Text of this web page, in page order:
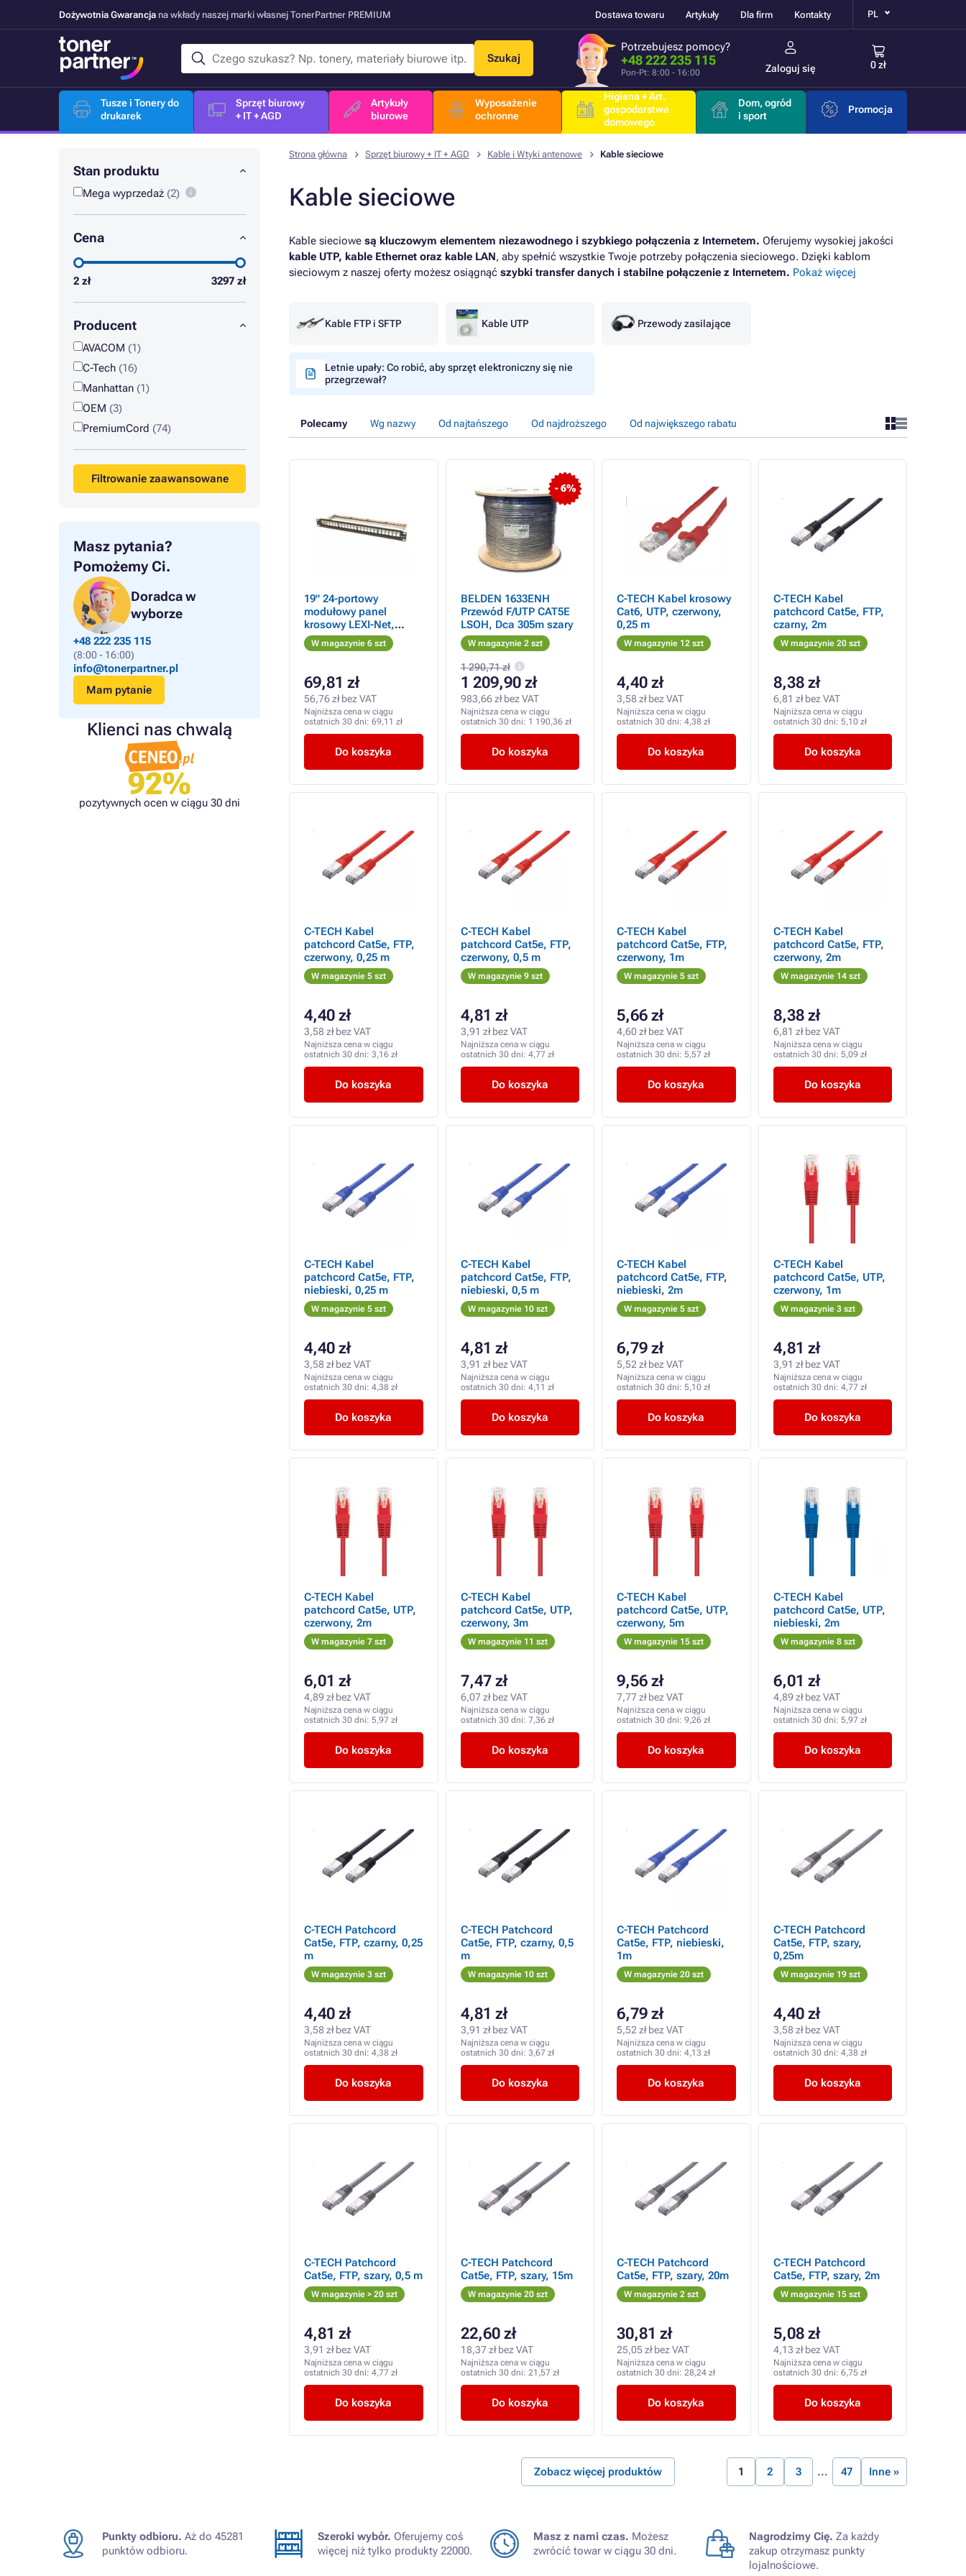
Dożywotnia Gwarancja na wkłady naszej marki własnej TonerPartner PREMIUM Dostawa towaru Artykuły Dla firm Kontakty PL
Szukaj
Potrzebujesz pomocy?
+48 222 235 115
Pon-Pt: 8:00 - 16:00 Zaloguj się 0 zł
Tusze i Tonery do
drukarek
Sprzęt biurowy
+ IT + AGD
Artykuły
biurowe
Wyposażenie
ochronne
Higiena + Art.
gospodarstwa
domowego
Dom, ogród
i sport
Promocja
Stan produktu
Mega wyprzedaż (2)
Cena
2 zł 3297 zł
Producent
AVACOM (1)
C-Tech (16)
Manhattan (1)
OEM (3)
PremiumCord (74)
Filtrowanie zaawansowane
Masz pytania?
Pomożemy Ci.
Doradca w
wyborze
+48 222 235 115
(8:00 - 16:00)
info@tonerpartner.pl
Mam pytanie
Klienci nas chwalą
92%
pozytywnych ocen w ciągu 30 dni
Strona główna Sprzęt biurowy + IT + AGD Kable i Wtyki antenowe Kable sieciowe
Kable sieciowe
Kable sieciowe są kluczowym elementem niezawodnego i szybkiego połączenia z Internetem. Oferujemy wysokiej jakości
kable UTP, kable Ethernet oraz kable LAN, aby spełnić wszystkie Twoje potrzeby połączenia sieciowego. Dzięki kablom
sieciowym z naszej oferty możesz osiągnąć szybki transfer danych i stabilne połączenie z Internetem. Pokaż więcej
Kable FTP i SFTP Kable UTP Przewody zasilające
Letnie upały: Co robić, aby sprzęt elektroniczny się nie
przegrzewał?
Polecamy Wg nazwy Od najtańszego Od najdroższego Od największego rabatu
19" 24-portowy
modułowy panel
krosowy LEXI-Net,
czarny
W magazynie 6 szt
69,81 zł
56,76 zł bez VAT
Najniższa cena w ciągu
ostatnich 30 dni: 69,11 zł
Do koszyka
- 6%
BELDEN 1633ENH
Przewód F/UTP CAT5E
LSOH, Dca 305m szary
W magazynie 2 szt
1 290,71 zł
1 209,90 zł
983,66 zł bez VAT
Najniższa cena w ciągu
ostatnich 30 dni: 1 190,36 zł
Do koszyka
C-TECH Kabel krosowy
Cat6, UTP, czerwony,
0,25 m
W magazynie 12 szt
4,40 zł
3,58 zł bez VAT
Najniższa cena w ciągu
ostatnich 30 dni: 4,38 zł
Do koszyka
C-TECH Kabel
patchcord Cat5e, FTP,
czarny, 2m
W magazynie 20 szt
8,38 zł
6,81 zł bez VAT
Najniższa cena w ciągu
ostatnich 30 dni: 5,10 zł
Do koszyka
C-TECH Kabel
patchcord Cat5e, FTP,
czerwony, 0,25 m
W magazynie 5 szt
4,40 zł
3,58 zł bez VAT
Najniższa cena w ciągu
ostatnich 30 dni: 3,16 zł
Do koszyka
C-TECH Kabel
patchcord Cat5e, FTP,
czerwony, 0,5 m
W magazynie 9 szt
4,81 zł
3,91 zł bez VAT
Najniższa cena w ciągu
ostatnich 30 dni: 4,77 zł
Do koszyka
C-TECH Kabel
patchcord Cat5e, FTP,
czerwony, 1m
W magazynie 5 szt
5,66 zł
4,60 zł bez VAT
Najniższa cena w ciągu
ostatnich 30 dni: 5,57 zł
Do koszyka
C-TECH Kabel
patchcord Cat5e, FTP,
czerwony, 2m
W magazynie 14 szt
8,38 zł
6,81 zł bez VAT
Najniższa cena w ciągu
ostatnich 30 dni: 5,09 zł
Do koszyka
C-TECH Kabel
patchcord Cat5e, FTP,
niebieski, 0,25 m
W magazynie 5 szt
4,40 zł
3,58 zł bez VAT
Najniższa cena w ciągu
ostatnich 30 dni: 4,38 zł
Do koszyka
C-TECH Kabel
patchcord Cat5e, FTP,
niebieski, 0,5 m
W magazynie 10 szt
4,81 zł
3,91 zł bez VAT
Najniższa cena w ciągu
ostatnich 30 dni: 4,11 zł
Do koszyka
C-TECH Kabel
patchcord Cat5e, FTP,
niebieski, 2m
W magazynie 5 szt
6,79 zł
5,52 zł bez VAT
Najniższa cena w ciągu
ostatnich 30 dni: 5,10 zł
Do koszyka
C-TECH Kabel
patchcord Cat5e, UTP,
czerwony, 1m
W magazynie 3 szt
4,81 zł
3,91 zł bez VAT
Najniższa cena w ciągu
ostatnich 30 dni: 4,77 zł
Do koszyka
C-TECH Kabel
patchcord Cat5e, UTP,
czerwony, 2m
W magazynie 7 szt
6,01 zł
4,89 zł bez VAT
Najniższa cena w ciągu
ostatnich 30 dni: 5,97 zł
Do koszyka
C-TECH Kabel
patchcord Cat5e, UTP,
czerwony, 3m
W magazynie 11 szt
7,47 zł
6,07 zł bez VAT
Najniższa cena w ciągu
ostatnich 30 dni: 7,36 zł
Do koszyka
C-TECH Kabel
patchcord Cat5e, UTP,
czerwony, 5m
W magazynie 15 szt
9,56 zł
7,77 zł bez VAT
Najniższa cena w ciągu
ostatnich 30 dni: 9,26 zł
Do koszyka
C-TECH Kabel
patchcord Cat5e, UTP,
niebieski, 2m
W magazynie 8 szt
6,01 zł
4,89 zł bez VAT
Najniższa cena w ciągu
ostatnich 30 dni: 5,97 zł
Do koszyka
C-TECH Patchcord
Cat5e, FTP, czarny, 0,25
m
W magazynie 3 szt
4,40 zł
3,58 zł bez VAT
Najniższa cena w ciągu
ostatnich 30 dni: 4,38 zł
Do koszyka
C-TECH Patchcord
Cat5e, FTP, czarny, 0,5
m
W magazynie 10 szt
4,81 zł
3,91 zł bez VAT
Najniższa cena w ciągu
ostatnich 30 dni: 3,67 zł
Do koszyka
C-TECH Patchcord
Cat5e, FTP, niebieski,
1m
W magazynie 20 szt
6,79 zł
5,52 zł bez VAT
Najniższa cena w ciągu
ostatnich 30 dni: 4,13 zł
Do koszyka
C-TECH Patchcord
Cat5e, FTP, szary,
0,25m
W magazynie 19 szt
4,40 zł
3,58 zł bez VAT
Najniższa cena w ciągu
ostatnich 30 dni: 4,38 zł
Do koszyka
C-TECH Patchcord
Cat5e, FTP, szary, 0,5 m
W magazynie > 20 szt
4,81 zł
3,91 zł bez VAT
Najniższa cena w ciągu
ostatnich 30 dni: 4,77 zł
Do koszyka
C-TECH Patchcord
Cat5e, FTP, szary, 15m
W magazynie 20 szt
22,60 zł
18,37 zł bez VAT
Najniższa cena w ciągu
ostatnich 30 dni: 21,57 zł
Do koszyka
C-TECH Patchcord
Cat5e, FTP, szary, 20m
W magazynie 2 szt
30,81 zł
25,05 zł bez VAT
Najniższa cena w ciągu
ostatnich 30 dni: 28,24 zł
Do koszyka
C-TECH Patchcord
Cat5e, FTP, szary, 2m
W magazynie 15 szt
5,08 zł
4,13 zł bez VAT
Najniższa cena w ciągu
ostatnich 30 dni: 6,75 zł
Do koszyka
Zobacz więcej produktów 1 2 3 47 Inne »
Punkty odbioru. Aż do 45281
punktów odbioru.
Szeroki wybór. Oferujemy coś
więcej niż tylko produkty 22000.
Masz z nami czas. Możesz
zwrócić towar w ciągu 30 dni.
Nagrodzimy Cię. Za każdy
zakup otrzymasz punkty
lojalnościowe.